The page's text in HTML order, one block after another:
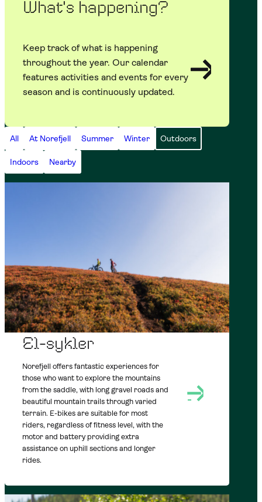
What's happening?
Keep track of what is happening
throughout the year. Our calendar
features activities and events for every
season and is continuously updated.
All At Norefjell Summer Winter Outdoors
Indoors Nearby
AT NOREFJELL SUMMER OUTDOORS
El-sykler
Norefjell offers fantastic experiences for
those who want to explore the mountains
from the saddle, with long gravel roads and
beautiful mountain trails through varied
terrain. E-bikes are suitable for most
riders, regardless of fitness level, with the
motor and battery providing extra
assistance on uphill sections and longer
rides.